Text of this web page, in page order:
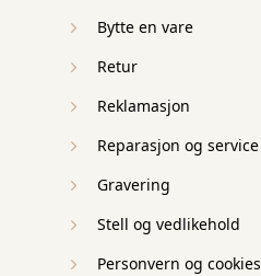
Bytte en vare
Retur
Reklamasjon
Reparasjon og service
Gravering
Stell og vedlikehold
Personvern og cookies